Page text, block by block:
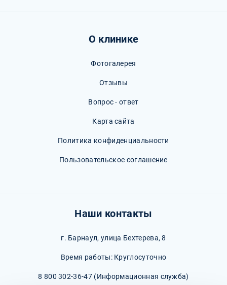
О клинике
Фотогалерея
Отзывы
Вопрос - ответ
Карта сайта
Политика конфиденциальности
Пользовательское соглашение
Наши контакты
г. Барнаул, улица Бехтерева, 8
Время работы: Круглосуточно
8 800 302-36-47 (Информационная служба)